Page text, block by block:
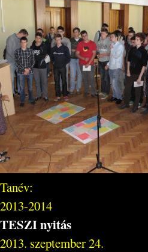
Tanév:
2013-2014
TESZI nyitás
2013. szeptember 24.